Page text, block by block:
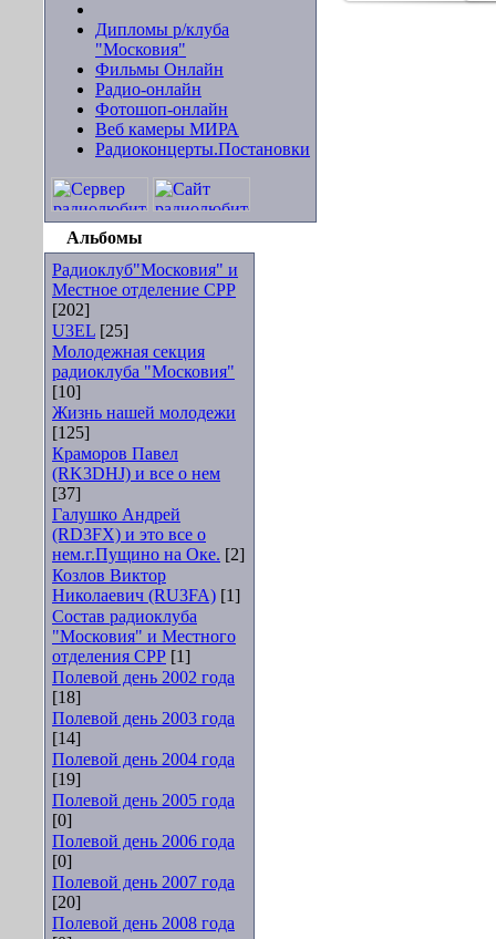
Дипломы р/клуба
"Московия"
Фильмы Онлайн
Радио-онлайн
Фотошоп-онлайн
Веб камеры МИРА
Радиоконцерты.Постановки
Альбомы
Радиоклуб"Московия" и
Местное отделение СРР
[202]
U3EL [25]
Молодежная секция
радиоклуба "Московия"
[10]
Жизнь нашей молодежи
[125]
Краморов Павел
(RK3DHJ) и все о нем
[37]
Галушко Андрей
(RD3FX) и это все о
нем.г.Пущино на Оке. [2]
Козлов Виктор
Николаевич (RU3FA) [1]
Состав радиоклуба
"Московия" и Местного
отделения СРР [1]
Полевой день 2002 года
[18]
Полевой день 2003 года
[14]
Полевой день 2004 года
[19]
Полевой день 2005 года
[0]
Полевой день 2006 года
[0]
Полевой день 2007 года
[20]
Полевой день 2008 года